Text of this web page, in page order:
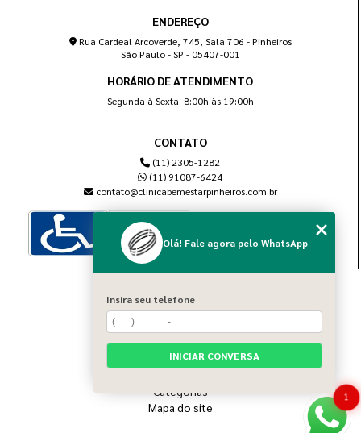
ENDEREÇO
Rua Cardeal Arcoverde, 745, Sala 706 - Pinheiros
São Paulo - SP - 05407-001
HORÁRIO DE ATENDIMENTO
Segunda à Sexta: 8:00h às 19:00h
CONTATO
(11) 2305-1282
(11) 91087-6424
contato@clinicabemestarpinheiros.com.br
Home
Sobre nós
Blog
Serviços
Categorias
Mapa do site
1
Olá! Fale agora pelo WhatsApp
Insira seu telefone
INICIAR CONVERSA